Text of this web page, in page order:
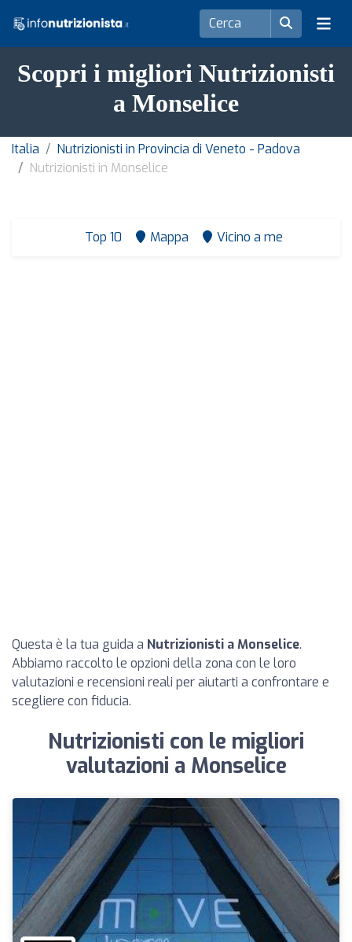
Scopri i migliori Nutrizionisti
a Monselice
Italia
Nutrizionisti in Provincia di Veneto - Padova
Nutrizionisti in Monselice
Top 10 Mappa Vicino a me
Questa è la tua guida a Nutrizionisti a Monselice.
Abbiamo raccolto le opzioni della zona con le loro
valutazioni e recensioni reali per aiutarti a confrontare e
scegliere con fiducia.
Nutrizionisti con le migliori
valutazioni a Monselice